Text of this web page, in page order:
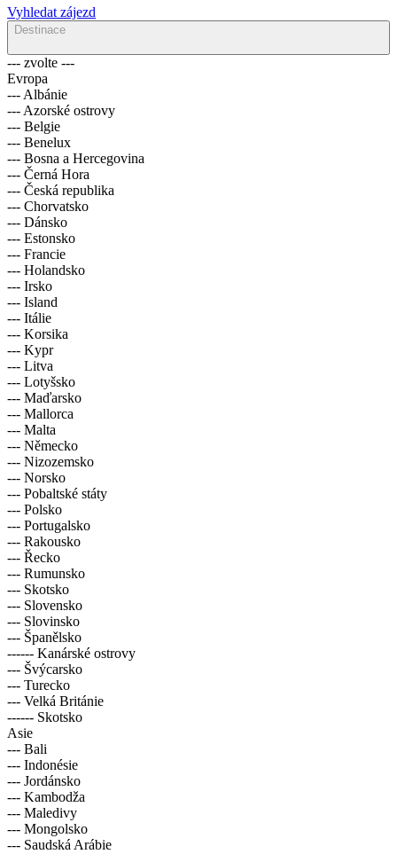
Vyhledat zájezd
Destinace
--- zvolte ---
Evropa
--- Albánie
--- Azorské ostrovy
--- Belgie
--- Benelux
--- Bosna a Hercegovina
--- Černá Hora
--- Česká republika
--- Chorvatsko
--- Dánsko
--- Estonsko
--- Francie
--- Holandsko
--- Irsko
--- Island
--- Itálie
--- Korsika
--- Kypr
--- Litva
--- Lotyšsko
--- Maďarsko
--- Mallorca
--- Malta
--- Německo
--- Nizozemsko
--- Norsko
--- Pobaltské státy
--- Polsko
--- Portugalsko
--- Rakousko
--- Řecko
--- Rumunsko
--- Skotsko
--- Slovensko
--- Slovinsko
--- Španělsko
------ Kanárské ostrovy
--- Švýcarsko
--- Turecko
--- Velká Británie
------ Skotsko
Asie
--- Bali
--- Indonésie
--- Jordánsko
--- Kambodža
--- Maledivy
--- Mongolsko
--- Saudská Arábie